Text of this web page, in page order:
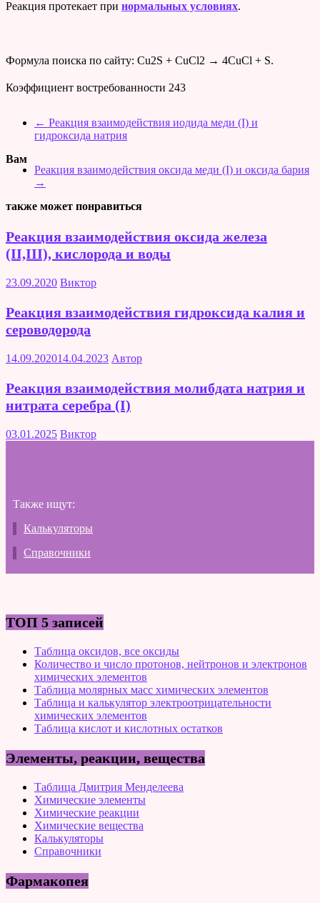
Реакция протекает при нормальных условиях.
Формула поиска по сайту: Cu2S + CuCl2 → 4CuCl + S.
Коэффициент востребованности 243
← Реакция взаимодействия иодида меди (I) и
гидроксида натрия
Реакция взаимодействия оксида меди (I) и оксида бария
→
Вам
также может понравиться
Реакция взаимодействия оксида железа
(II,III), кислорода и воды
23.09.2020 Виктор
Реакция взаимодействия гидроксида калия и
сероводорода
14.09.202014.04.2023 Автор
Реакция взаимодействия молибдата натрия и
нитрата серебра (I)
03.01.2025 Виктор
Также ищут:
Калькуляторы
Справочники
ТОП 5 записей
Таблица оксидов, все оксиды
Количество и число протонов, нейтронов и электронов
химических элементов
Таблица молярных масс химических элементов
Таблица и калькулятор электроотрицательности
химических элементов
Таблица кислот и кислотных остатков
Элементы, реакции, вещества
Таблица Дмитрия Менделеева
Химические элементы
Химические реакции
Химические вещества
Калькуляторы
Справочники
Фармакопея